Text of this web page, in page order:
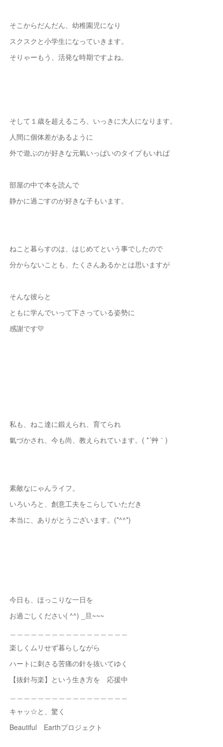
そこからだんだん、幼稚園児になり
スクスクと小学生になっていきます。
そりゃーもう、活発な時期ですよね。
そして１歳を超えるころ、いっきに大人になります。
人間に個体差があるように
外で遊ぶのが好きな元氣いっぱいのタイプもいれば
部屋の中で本を読んで
静かに過ごすのが好きな子もいます。
ねこと暮らすのは、はじめてという事でしたので
分からないことも、たくさんあるかとは思いますが
そんな彼らと
ともに学んでいって下さっている姿勢に
感謝です💛
私も、ねこ達に鍛えられ、育てられ
氣づかされ、今も尚、教えられています。( *´艸｀)
素敵なにゃんライフ。
いろいろと、創意工夫をこらしていただき
本当に、ありがとうございます。(*^^*)
今日も、ほっこりな一日を
お過ごしください( ^^) _旦~~~
楽しくムリせず暮らしながら
ハートに刺さる苦痛の針を抜いてゆく
【抜針与楽】という生き方を 応援中
キャッ☆と、驚く
Beautiful Earthプロジェクト